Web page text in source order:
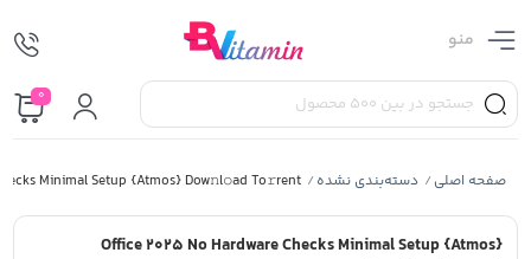
منو
0
صفحه اصلی / دسته‌بندی نشده /
Minimal Setup {Atmos} Dow𝚗l𝚘ad To𝚛rent
Office 2025 No Hardware Checks Minimal Setup {Atmos}